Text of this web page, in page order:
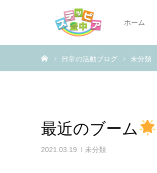
ホーム
日常の活動ブログ 未分類
最近のブーム
2021.03.19 未分類